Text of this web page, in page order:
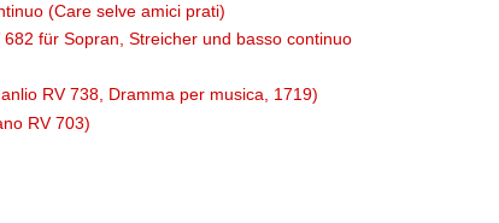
(Care selve amici prati)
für Sopran, Streicher und basso continuo
RV 738, Dramma per musica, 1719)
RV 703)